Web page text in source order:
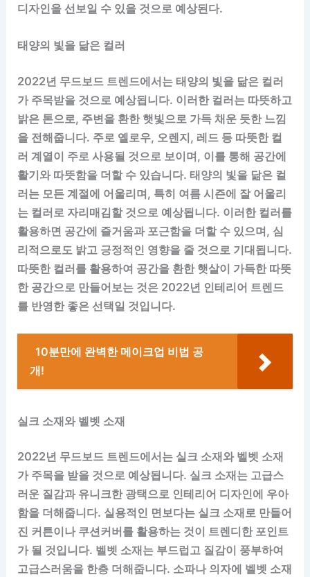
디자인을 선보일 수 있을 것으로 예상된다.
태양의 빛을 닮은 컬러
2022년 무드보드 트렌드에서는 태양의 빛을 닮은 컬러
가 주목받을 것으로 예상됩니다. 이러한 컬러는 따뜻하고
밝은 톤으로, 주변을 환한 햇빛으로 가득 채운 듯한 느낌
을 전해줍니다. 주로 옐로우, 오렌지, 레드 등 따뜻한 컬
러 계열이 주로 사용될 것으로 보이며, 이를 통해 공간에
활기와 따뜻함을 더할 수 있습니다. 태양의 빛을 닮은 컬
러는 모든 계절에 어울리며, 특히 여름 시즌에 잘 어울리
는 컬러로 자리매김할 것으로 예상됩니다. 이러한 컬러를
활용하면 공간에 즐거움과 포근함을 더할 수 있으며, 심
리적으로도 밝고 긍정적인 영향을 줄 것으로 기대됩니다.
따뜻한 컬러를 활용하여 공간을 환한 햇살이 가득한 따뜻
한 공간으로 만들어보는 것은 2022년 인테리어 트렌드
를 반영한 좋은 선택일 것입니다.
10분만에 완벽한 메이크업 비법 공
개!
실크 소재와 벨벳 소재
2022년 무드보드 트렌드에서는 실크 소재와 벨벳 소재
가 주목을 받을 것으로 예상됩니다. 실크 소재는 고급스
러운 질감과 유니크한 광택으로 인테리어 디자인에 우아
함을 더해줍니다. 실용적인 면보다는 실크 소재로 만들어
진 커튼이나 쿠션커버를 활용하는 것이 트렌디한 포인트
가 될 것입니다. 벨벳 소재는 부드럽고 질감이 풍부하여
고급스러움을 한층 더해줍니다. 소파나 의자에 벨벳 소재